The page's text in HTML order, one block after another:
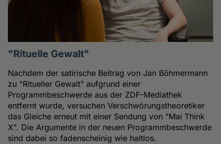
"Rituelle Gewalt"
Nachdem der satirische Beitrag von Jan Böhmermann
zu "Ritueller Gewalt" aufgrund einer
Programmbeschwerde aus der ZDF-Mediathek
entfernt wurde, versuchen Verschwörungstheoretiker
das Gleiche erneut mit einer Sendung von "Mai Think
X". Die Argumente in der neuen Programmbeschwerde
sind dabei so fadenscheinig wie haltlos.